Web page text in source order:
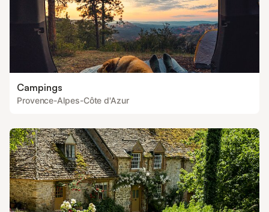
Campings
Provence-Alpes-Côte d'Azur